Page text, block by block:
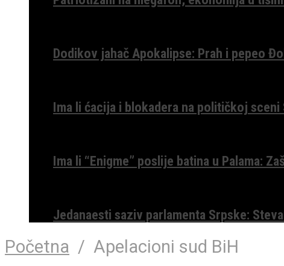
Dodikov jahač Apokalipse: Prah i pepeo
Ima li ćacija i blokadera na političkoj sceni
Ima li “Enigme” poslije batina u Palama:
Jedanaesti saziv parlamenta Srpske:
Početna / Apelacioni sud BiH